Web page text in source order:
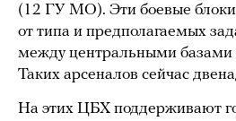
(12 ГУ МО). Эти боевые блоки
от типа и предполагаемых
между центральными
Таких арсеналов сейчас
На этих ЦБХ поддерживают